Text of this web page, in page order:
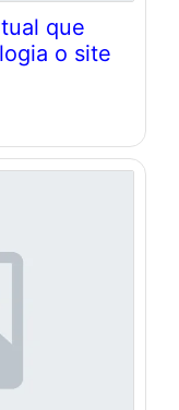
que
o site